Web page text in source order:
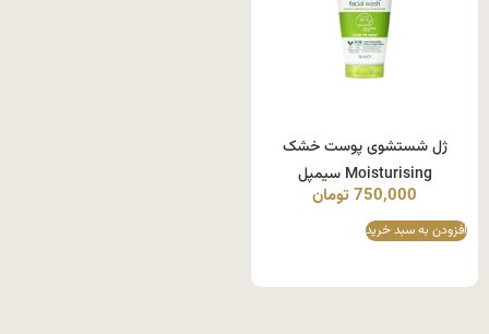
ژل شستشوی پوست خشک
Moisturising سیمپل
750,000 تومان
افزودن به سبد خرید